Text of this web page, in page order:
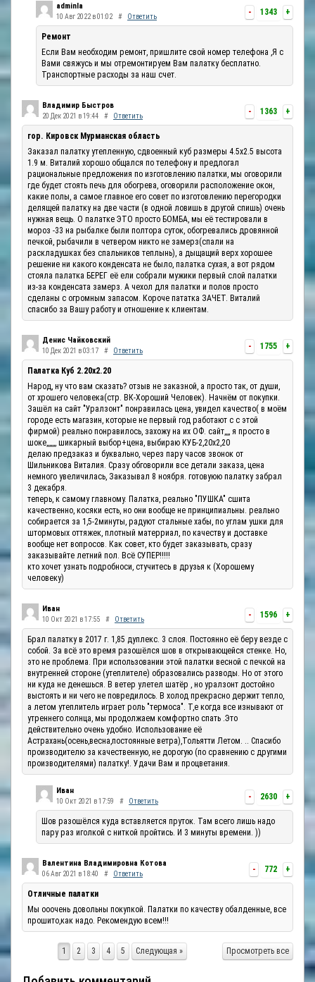
- 1343 +
adminla
10 Авг 2022 в 01:02 # Ответить
Ремонт
Если Вам необходим ремонт, пришлите свой номер телефона ,Я с
Вами свяжусь и мы отремонтируем Вам палатку бесплатно.
Транспортные расходы за наш счет.
- 1363 +
Владимир Быстров
20 Дек 2021 в 19:44 # Ответить
гор. Кировск Мурманская область
Заказал палатку утепленную, сдвоенный куб размеры 4.5х2.5 высота
1.9 м. Виталий хорошо общался по телефону и предлогал
рациональные предложения по изготовлению палатки, мы оговорили
где будет стоять печь для обогрева, оговорили расположение окон,
какие полы, а самое главное его совет по изготовлению перегородки
делящей палатку на две части (в одной ловишь в другой спишь) очень
нужная вещь. О палатке ЭТО просто БОМБА, мы её тестировали в
мороз -33 на рыбалке были полтора суток, обогревались дровянной
печкой, рыбачили в четвером никто не замерз(спали на
раскладушках без спальников теплынь), а дыщащий верх хорошее
решение ни какого конденсата не было, палатка сухая, а вот рядом
стояла палатка БЕРЕГ её ели собрали мужики первый слой палатки
из-за конденсата замерз. А чехол для палатки и полов просто
сделаны с огромным запасом. Короче пататка ЗАЧЕТ. Виталий
спасибо за Вашу работу и отношение к клиентам.
- 1755 +
Денис Чайковский
10 Дек 2021 в 03:17 # Ответить
Палатка Куб 2.20x2.20
Народ, ну что вам сказать? отзыв не заказной, а просто так, от души,
от хрошего человека(стр. ВК-Хороший Человек). Начнём от покупки.
Зашёл на сайт "Уралзонт" понравилась цена, увидел качество( в моём
городе есть магазин, которые не первый год работают с с этой
фирмой) реально понравилось, захожу на их ОФ. сайт,,,, я просто в
шоке,,,,,,, шикарный выбор+цена, выбираю КУБ-2,20х2,20
делаю предзаказ и буквально, через пару часов звонок от
Шильникова Виталия. Сразу обговорили все детали заказа, цена
немного увеличилась, Заказывал 8 ноября. готовуюю палатку забрал
3 декабря.
теперь, к самому главному. Палатка, реально "ПУШКА" сшита
качественно, косяки есть, но они вообще не принципиальны. реально
собирается за 1,5-2минуты, радуют стальные хабы, по углам ушки для
штормовых оттяжек, плотный матерриал, по качеству и доставке
вообще нет вопросов. Как совет, кто будет заказывать, сразу
заказывайте летний пол. Всё СУПЕР!!!!!
кто хочет узнать подробноси, стучитесь в друзья к (Хорошему
человеку)
- 1596 +
Иван
10 Окт 2021 в 17:55 # Ответить
Брал палатку в 2017 г. 1,85 дуплекс. 3 слоя. Постоянно её беру везде с
собой. За всё это время разошёлся шов в открывающейся стенке. Но,
это не проблема. При использовании этой палатки весной с печкой на
внутренней стороне (утеплителе) образовались разводы. Но от этого
ни куда не денешься. В ветер улетел шатёр , но уралзонт достойно
выстоять и ни чего не повредилось. В холод прекрасно держит тепло,
а летом утеплитель играет роль "термоса". Т,е когда все изнывают от
утреннего солнца, мы продолжаем комфортно спать .Это
действительно очень удобно. Использование её
Астрахань(осень,весна,постоянные ветра),Тольятти Летом. .. Спасибо
производителю за качественную, не дорогую (по сравнению с другими
производителями) палатку!. Удачи Вам и процветания.
- 2630 +
Иван
10 Окт 2021 в 17:59 # Ответить
Шов разошёлся куда вставляется пруток. Там всего лишь надо
пару раз иголкой с ниткой пройтись. И 3 минуты времени. ))
- 772 +
Валентина Владимировна Котова
06 Авг 2021 в 18:40 # Ответить
Отличные палатки
Мы ооочень довольны покупкой. Палатки по качеству обалденные, все
прошито,как надо. Рекомендую всем!!!
Просмотреть все
1 2 3 4 5 Следующая »